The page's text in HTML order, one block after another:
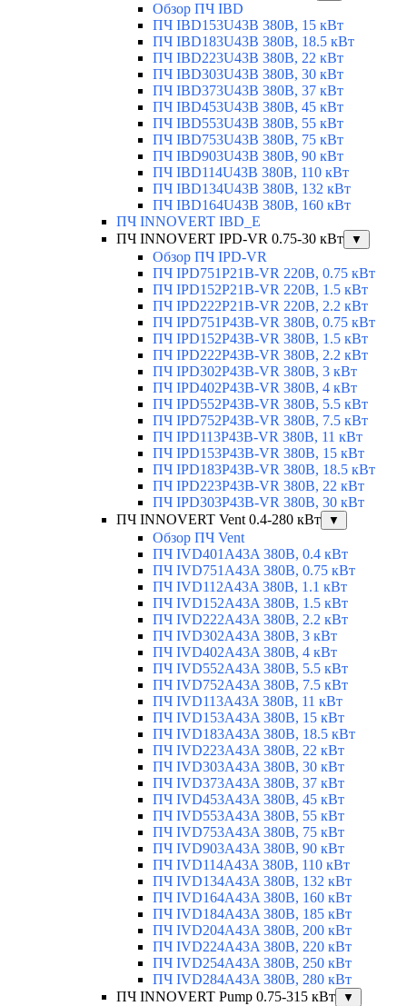
Обзор ПЧ IBD
ПЧ IBD153U43B 380В, 15 кВт
ПЧ IBD183U43B 380В, 18.5 кВт
ПЧ IBD223U43B 380В, 22 кВт
ПЧ IBD303U43B 380В, 30 кВт
ПЧ IBD373U43B 380В, 37 кВт
ПЧ IBD453U43B 380В, 45 кВт
ПЧ IBD553U43B 380В, 55 кВт
ПЧ IBD753U43B 380В, 75 кВт
ПЧ IBD903U43B 380В, 90 кВт
ПЧ IBD114U43B 380В, 110 кВт
ПЧ IBD134U43B 380В, 132 кВт
ПЧ IBD164U43B 380В, 160 кВт
ПЧ INNOVERT IBD_E
ПЧ INNOVERT IPD-VR 0.75-30 кВт
▼
Обзор ПЧ IPD-VR
ПЧ IPD751P21B-VR 220В, 0.75 кВт
ПЧ IPD152P21B-VR 220В, 1.5 кВт
ПЧ IPD222P21B-VR 220В, 2.2 кВт
ПЧ IPD751P43B-VR 380В, 0.75 кВт
ПЧ IPD152P43B-VR 380В, 1.5 кВт
ПЧ IPD222P43B-VR 380В, 2.2 кВт
ПЧ IPD302P43B-VR 380В, 3 кВт
ПЧ IPD402P43B-VR 380В, 4 кВт
ПЧ IPD552P43B-VR 380В, 5.5 кВт
ПЧ IPD752P43B-VR 380В, 7.5 кВт
ПЧ IPD113P43B-VR 380В, 11 кВт
ПЧ IPD153P43B-VR 380В, 15 кВт
ПЧ IPD183P43B-VR 380В, 18.5 кВт
ПЧ IPD223P43B-VR 380В, 22 кВт
ПЧ IPD303P43B-VR 380В, 30 кВт
ПЧ INNOVERT Vent 0.4-280 кВт
▼
Обзор ПЧ Vent
ПЧ IVD401A43A 380В, 0.4 кВт
ПЧ IVD751A43A 380В, 0.75 кВт
ПЧ IVD112A43A 380В, 1.1 кВт
ПЧ IVD152A43A 380В, 1.5 кВт
ПЧ IVD222A43A 380В, 2.2 кВт
ПЧ IVD302A43A 380В, 3 кВт
ПЧ IVD402A43A 380В, 4 кВт
ПЧ IVD552A43A 380В, 5.5 кВт
ПЧ IVD752A43A 380В, 7.5 кВт
ПЧ IVD113A43A 380В, 11 кВт
ПЧ IVD153A43A 380В, 15 кВт
ПЧ IVD183A43A 380В, 18.5 кВт
ПЧ IVD223A43A 380В, 22 кВт
ПЧ IVD303A43A 380В, 30 кВт
ПЧ IVD373A43A 380В, 37 кВт
ПЧ IVD453A43A 380В, 45 кВт
ПЧ IVD553A43A 380В, 55 кВт
ПЧ IVD753A43A 380В, 75 кВт
ПЧ IVD903A43A 380В, 90 кВт
ПЧ IVD114A43A 380В, 110 кВт
ПЧ IVD134A43A 380В, 132 кВт
ПЧ IVD164A43A 380В, 160 кВт
ПЧ IVD184A43A 380В, 185 кВт
ПЧ IVD204A43A 380В, 200 кВт
ПЧ IVD224A43A 380В, 220 кВт
ПЧ IVD254A43A 380В, 250 кВт
ПЧ IVD284A43A 380В, 280 кВт
ПЧ INNOVERT Pump 0.75-315 кВт
▼